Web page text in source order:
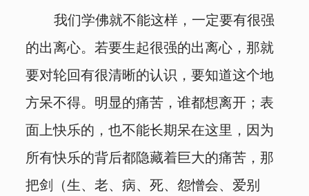
我们学佛就不能这样，一定要有很强
的出离心。若要生起很强的出离心，那就
要对轮回有很清晰的认识，要知道这个地
方呆不得。明显的痛苦，谁都想离开；表
面上快乐的，也不能长期呆在这里，因为
所有快乐的背后都隐藏着巨大的痛苦，那
把剑（生、老、病、死、怨憎会、爱别